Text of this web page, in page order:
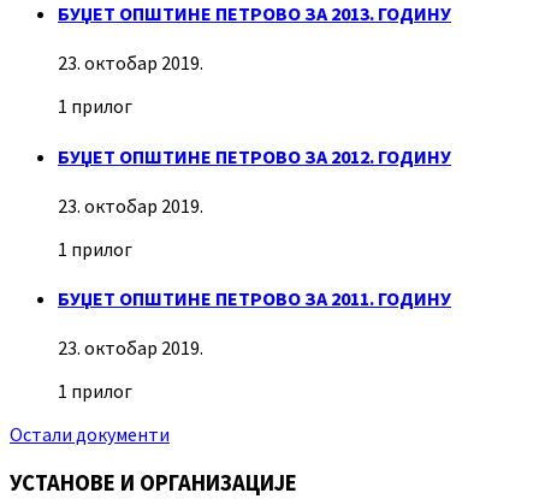
БУЏЕТ ОПШТИНЕ ПЕТРОВО ЗА 2013. ГОДИНУ
23. октобар 2019.
1 прилог
БУЏЕТ ОПШТИНЕ ПЕТРОВО ЗА 2012. ГОДИНУ
23. октобар 2019.
1 прилог
БУЏЕТ ОПШТИНЕ ПЕТРОВО ЗА 2011. ГОДИНУ
23. октобар 2019.
1 прилог
Остали документи
УСТАНОВЕ И ОРГАНИЗАЦИЈЕ